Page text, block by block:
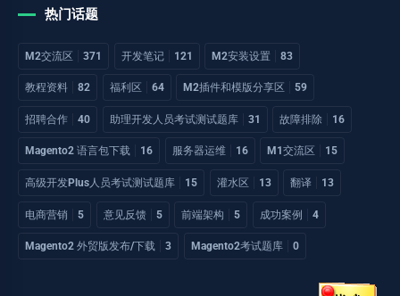
热门话题
M2交流区 371 开发笔记 121 M2安装设置 83
教程资料 82 福利区 64 M2插件和模版分享区 59
招聘合作 40 助理开发人员考试测试题库 31 故障排除 16
Magento2 语言包下载 16 服务器运维 16 M1交流区 15
高级开发Plus人员考试测试题库 15 灌水区 13 翻译 13
电商营销 5 意见反馈 5 前端架构 5 成功案例 4
Magento2 外贸版发布/下载 3 Magento2考试题库 0